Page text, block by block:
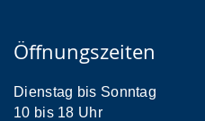
Öffnungszeiten
Dienstag bis Sonntag
10 bis 18 Uhr